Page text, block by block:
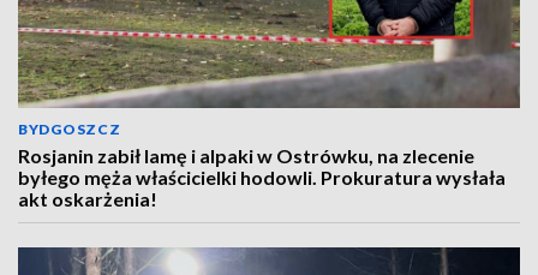
BYDGOSZCZ
Rosjanin zabił lamę i alpaki w Ostrówku, na zlecenie
byłego męża właścicielki hodowli. Prokuratura wysłała
akt oskarżenia!